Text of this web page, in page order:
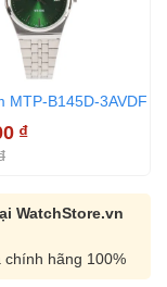
MTP-B145D-3AVDF
₫
WatchStore.vn
chính hãng 100%